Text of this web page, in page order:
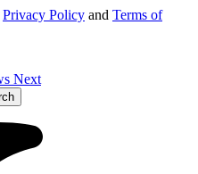
Privacy Policy and Terms of